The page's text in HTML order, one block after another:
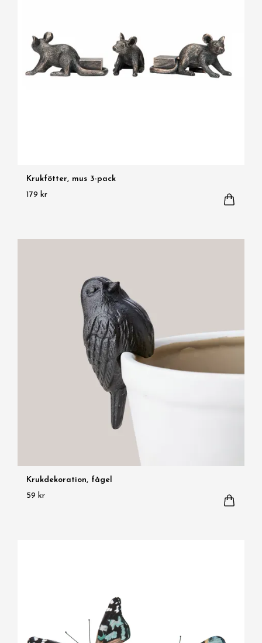
Krukfötter, mus 3-pack
179 kr
Krukdekoration, fågel
59 kr